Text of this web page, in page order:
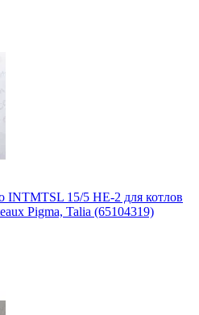
15/5 HE-2 для котлов
Pigma, Talia (65104319)